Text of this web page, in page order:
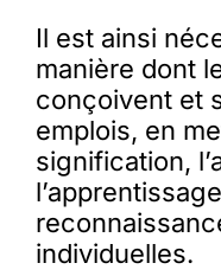
Il est ainsi
manière dont
conçoivent et
emplois, en
signification,
individuelles.